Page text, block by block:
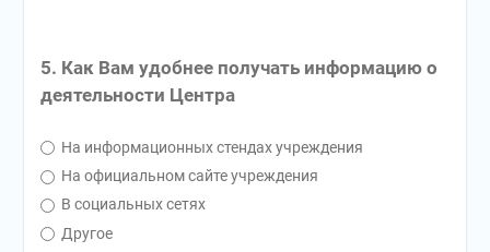
5. Как Вам удобнее получать информацию о
деятельности Центра
На информационных стендах учреждения
На официальном сайте учреждения
В социальных сетях
Другое